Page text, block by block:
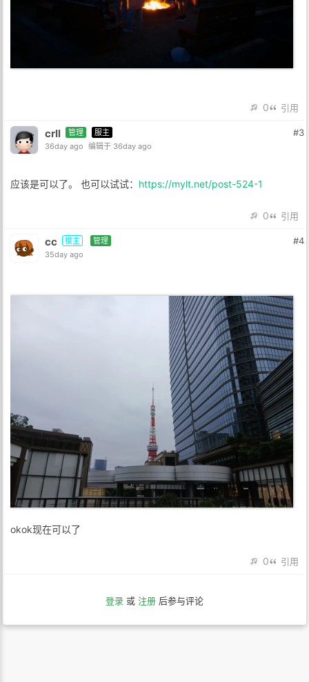
0 引用
crll 管理
服主
36day ago 编辑于 36day ago
#3
应该是可以了。 也可以试试： https://mylt.net/post-524-1
0 引用
cc 楼主
管理
35day ago
#4
okok现在可以了
0 引用
登录 或 注册 后参与评论